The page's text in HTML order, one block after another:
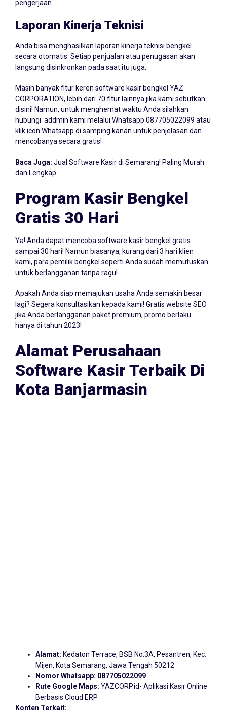
pengerjaan.
Laporan Kinerja Teknisi
Anda bisa menghasilkan laporan kinerja teknisi bengkel
secara otomatis. Setiap penjualan atau penugasan akan
langsung disinkronkan pada saat itu juga.
Masih banyak fitur keren software kasir bengkel YAZ
CORPORATION, lebih dari 70 fitur lainnya jika kami sebutkan
disini! Namun, untuk menghemat waktu Anda silahkan
hubungi addmin kami melalui Whatsapp 087705022099 atau
klik icon Whatsapp di samping kanan untuk penjelasan dan
mencobanya secara gratis!
Baca Juga: Jual Software Kasir di Semarang! Paling Murah
dan Lengkap
Program Kasir Bengkel
Gratis 30 Hari
Ya! Anda dapat mencoba software kasir bengkel gratis
sampai 30 hari! Namun biasanya, kurang dari 3 hari klien
kami, para pemilik bengkel seperti Anda sudah memutuskan
untuk berlangganan tanpa ragu!
Apakah Anda siap memajukan usaha Anda semakin besar
lagi? Segera konsultasikan kepada kami! Gratis website SEO
jika Anda berlangganan paket premium, promo berlaku
hanya di tahun 2023!
Alamat Perusahaan
Software Kasir Terbaik Di
Kota Banjarmasin
Alamat: Kedaton Terrace, BSB No.3A, Pesantren, Kec.
Mijen, Kota Semarang, Jawa Tengah 50212
Nomor Whatsapp: 087705022099
Rute Google Maps: YAZCORP.id- Aplikasi Kasir Online
Berbasis Cloud ERP
Konten Terkait: